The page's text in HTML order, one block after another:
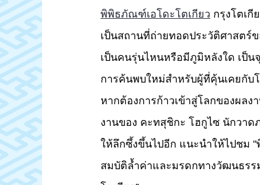
พิพิธภัณฑ์เอโดะโตเกียว กรุงโตเกี
เป็นสถานที่ถ่ายทอดประวัติศาสตร์
เป็นคนรุ่นไหนหรือมีภูมิหลังใด เป็น
การค้นพบใหม่สำหรับผู้ที่คุ้นเคยกับ
หากต้องการก้าวเข้าสู่โลกของผล
งานของ คะทสุชิกะ โฮกูไซ นักวา
ให้ลึกซึ้งขึ้นไปอีก แนะนำให้ไปชม
สมบัติล้ำค่าและมรดกทางวัฒนธร